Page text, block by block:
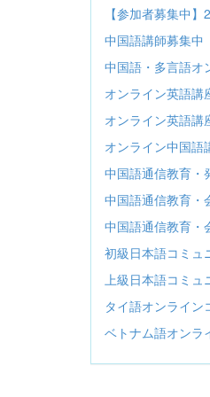
【参加者募集中
中国語講師募集中
中国語・多言語オ
オンライン英語講
オンライン英語講
オンライン中国語
中国語通信教育・
中国語通信教育・
中国語通信教育・
初級日本語コミュ
上級日本語コミュ
タイ語オンライン
ベトナム語オンラ